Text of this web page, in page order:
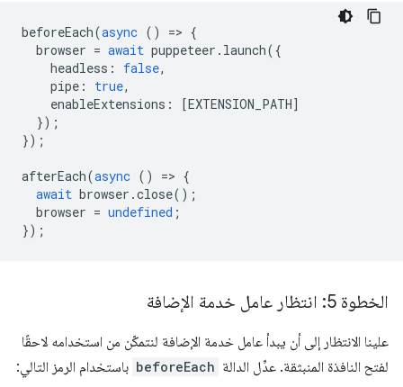
beforeEach(async () => {
browser = await puppeteer . launch({
headless : false,
pipe : true,
enableExtensions : [EXTENSION_PATH]
});
});
afterEach(async () => {
await browser .close();
browser = undefined ;
});
الخطوة 5: انتظار عامل خدمة الإضافة
علينا الانتظار إلى أن يبدأ عامل خدمة الإضافة لنتمكّن من استخدامه لاحقًا
لفتح النافذة المنبثقة. عدِّل الدالة beforeEach باستخدام الرمز التالي: